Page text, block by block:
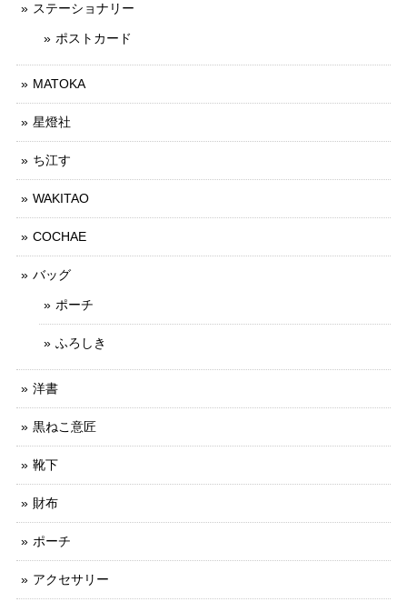
ステーショナリー
ポストカード
MATOKA
星燈社
ち江す
WAKITAO
COCHAE
バッグ
ポーチ
ふろしき
洋書
黒ねこ意匠
靴下
財布
ポーチ
アクセサリー